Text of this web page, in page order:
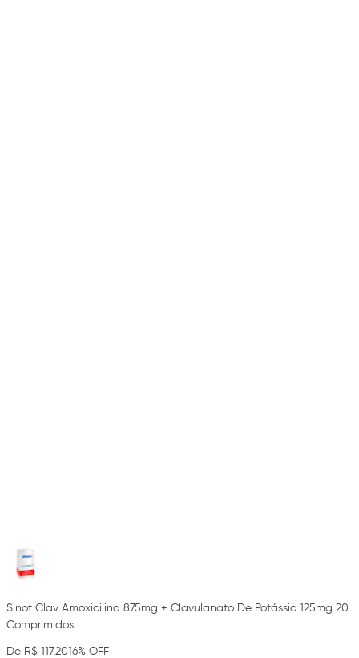
Sinot Clav Amoxicilina 875mg + Clavulanato De Potássio 125mg 20
Comprimidos
De R$ 117,2016% OFF